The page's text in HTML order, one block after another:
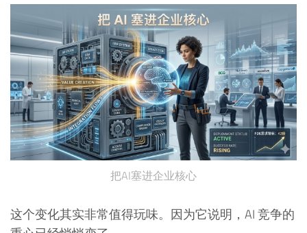
把AI塞进企业核心
这个变化其实非常值得玩味。因为它说明，AI 竞争的